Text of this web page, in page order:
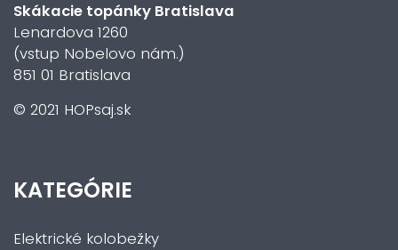
Skákacie topánky Bratislava
Lenardova 1260
(vstup Nobelovo nám.)
851 01 Bratislava
© 2021 HOPsaj.sk
KATEGÓRIE
Elektrické kolobežky